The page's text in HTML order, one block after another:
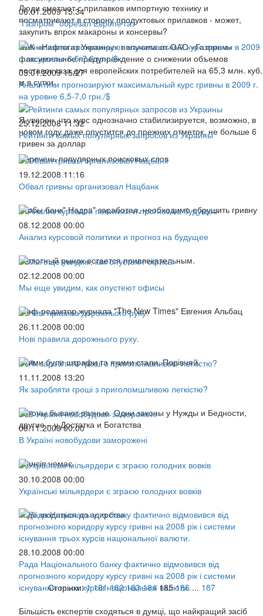
Люди сметают с прилавков импортную технику и
посматривают в сторону продуктовых прилавков - может,
закупить впрок макароны и консервы?
06.01.2009 15:34
"Газпром" обрезал Европе газ
НАК «Нафтогаз Украины» получила от ОАО «Газпром»
факсимильное предупреждение о снижении объемов
поставок газа для европейских потребителей на 65,3 млн. куб.
м в сутки.
05.01.2009 15:27
Аналитики прогнозируют максимальный курс гривны в 2009 г.
на уровне 6,5-7,0 грн./$
Я уверен, что курс однозначно стабилизируется, возможно, в
новом году даже опустится до прежних отметок, не больше 6
гривен за доллар
25.12.2008 11:32
Рейтинги самых популярных запросов из Украины
Перечень популярных поисковых слов
19.12.2008 11:16
Обвал гривны организовал Нацбанк
Чтобы банк" Надра" заработал, необходимо обрушить гривну
08.12.2008 00:00
Анализ курсовой политики и прогноз на будущее
Валютный рынок остается привлекательным.
02.12.2008 00:00
Мы еще увидим, как опустеют офисы
Шеф-редактор журнала "The New Times" Евгения Альбац
26.11.2008 00:00
Нові правила дорожнього руху.
Якими були штрафи та якими стали. Порівняй.
11.11.2008 13:20
Як заробляти гроші з приголомшливою легкістю?
Законы бывают разные. Одни законы у Нужды и Бедности,
другие – у Достатка и Богатства
09.11.2008 00:00
В Україні новобудови заморожені
Шансів немає
30.10.2008 00:00
Українські мільярдери є зграєю голодних вовків
Їх дії зводяться до здирства
28.10.2008 00:00
Рада Національного банку фактично відмовився від
прогнозного коридору курсу гривні на 2008 рік і системи
існування трьох курсів національної валюти.
Більшість експертів сходяться в думці, що найкращий засіб
Сторінки: 1 181 182 183 184 185 186 ... 187